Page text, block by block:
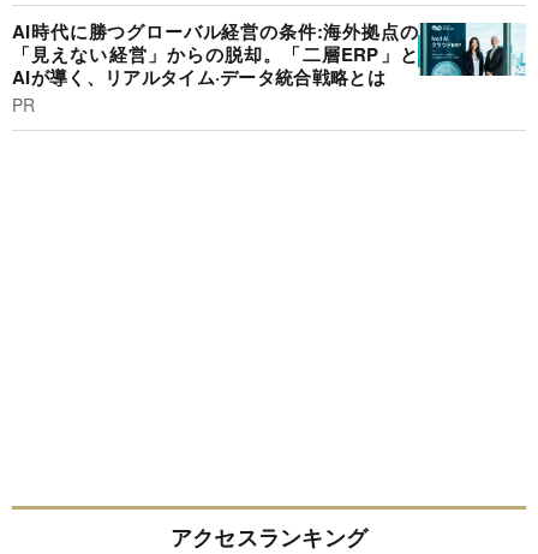
AI時代に勝つグローバル経営の条件:海外拠点の
「見えない経営」からの脱却。「二層ERP」と
AIが導く、リアルタイム·データ統合戦略とは
PR
アクセスランキング